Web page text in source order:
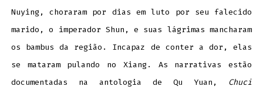
Nuying, choraram por dias em luto por seu falecido
marido, o imperador Shun, e suas lágrimas mancharam
os bambus da região. Incapaz de conter a dor, elas
se mataram pulando no Xiang. As narrativas estão
documentadas na antologia de Qu Yuan, Chuci